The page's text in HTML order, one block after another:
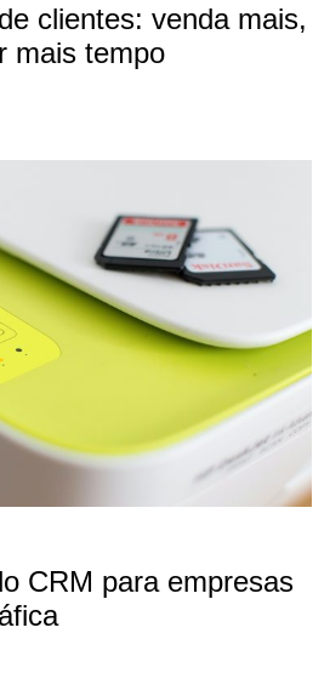
clientes: venda mais,
mais tempo
CRM para empresas